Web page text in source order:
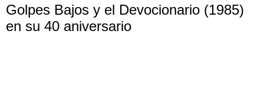
Golpes Bajos y el Devocionario (1985)
en su 40 aniversario